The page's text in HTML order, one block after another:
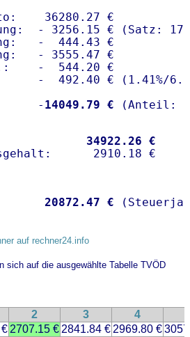
36280.27 €
- 3256.15 € (Satz:
-  444.43 €
- 3555.47 €
-  544.20 €
-  492.40 € ( 1.41%/
- 14049.79 €
34922.26 €
20872.47 €
auf rechner24.info
sich auf die ausgewählte Tabelle TVÖD
2 3 4
2707.15 € 2841.84 € 2969.80 €